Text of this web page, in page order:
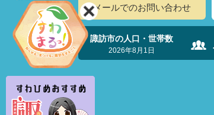
メールでのお問い合わせ
諏訪市の人口・世帯数
2026年8月1日